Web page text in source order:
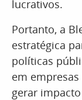
lucrativos.
Portanto, a
estratégica
políticas
em
gerar